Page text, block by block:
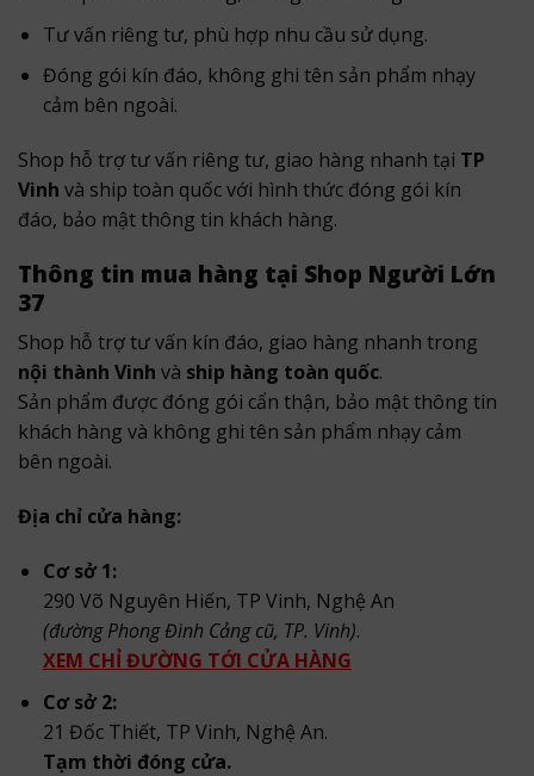
Tư vấn riêng tư, phù hợp nhu cầu sử dụng.
Đóng gói kín đáo, không ghi tên sản phẩm nhạy
cảm bên ngoài.
Shop hỗ trợ tư vấn riêng tư, giao hàng nhanh tại TP
Vinh và ship toàn quốc với hình thức đóng gói kín
đáo, bảo mật thông tin khách hàng.
Thông tin mua hàng tại Shop Người Lớn
37
Shop hỗ trợ tư vấn kín đáo, giao hàng nhanh trong
nội thành Vinh và ship hàng toàn quốc.
Sản phẩm được đóng gói cẩn thận, bảo mật thông tin
khách hàng và không ghi tên sản phẩm nhạy cảm
bên ngoài.
Địa chỉ cửa hàng:
Cơ sở 1:
290 Võ Nguyên Hiến, TP Vinh, Nghệ An
(đường Phong Đình Cảng cũ, TP. Vinh).
XEM CHỈ ĐƯỜNG TỚI CỬA HÀNG
Cơ sở 2:
21 Đốc Thiết, TP Vinh, Nghệ An.
Tạm thời đóng cửa.